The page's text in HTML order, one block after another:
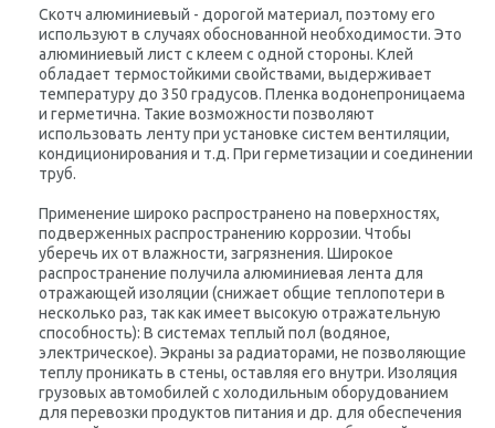
Скотч алюминиевый - дорогой материал, поэтому его
используют в случаях обоснованной необходимости. Это
алюминиевый лист с клеем с одной стороны. Клей
обладает термостойкими свойствами, выдерживает
температуру до 350 градусов. Пленка водонепроницаема
и герметична. Такие возможности позволяют
использовать ленту при установке систем вентиляции,
кондиционирования и т.д. При герметизации и соединении
труб.
Применение широко распространено на поверхностях,
подверженных распространению коррозии. Чтобы
уберечь их от влажности, загрязнения. Широкое
распространение получила алюминиевая лента для
отражающей изоляции (снижает общие теплопотери в
несколько раз, так как имеет высокую отражательную
способность): В системах теплый пол (водяное,
электрическое). Экраны за радиаторами, не позволяющие
теплу проникать в стены, оставляя его внутри. Изоляция
грузовых автомобилей с холодильным оборудованием
для перевозки продуктов питания и др. для обеспечения